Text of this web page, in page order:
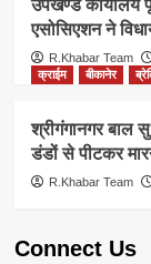
उपखण्ड कार्यालय
एसोसिएशन ने
R.Khabar Team
क्राईम
बीकानेर
श्रीगंगानगर बाल
डंडों से पीटकर
R.Khabar Team
Connect Us